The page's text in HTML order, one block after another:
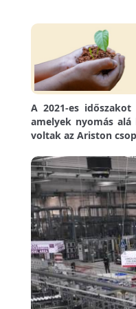
A 2021-es
amelyek nyomás
voltak az Ariston